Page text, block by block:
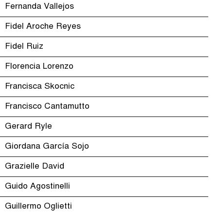
Fernanda Vallejos
Fidel Aroche Reyes
Fidel Ruiz
Florencia Lorenzo
Francisca Skocnic
Francisco Cantamutto
Gerard Ryle
Giordana García Sojo
Grazielle David
Guido Agostinelli
Guillermo Oglietti